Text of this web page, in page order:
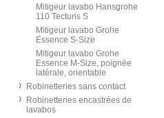
Mitigeur lavabo Hansgrohe
110 Tecturis S
Mitigeur lavabo Grohe
Essence S-Size
Mitigeur lavabo Grohe
Essence M-Size, poignée
latérale, orientable
Robinetteries sans contact
Robinetteries encastrées de
lavabos